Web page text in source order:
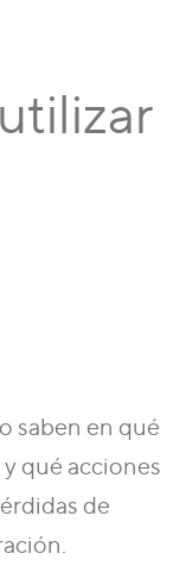
saben en qué
qué acciones
de